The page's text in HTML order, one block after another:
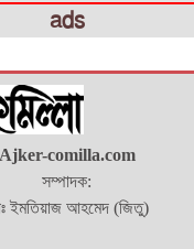
ads
Ajker-comilla.com
সম্পাদক:
ইমতিয়াজ আহমেদ (জিতু)